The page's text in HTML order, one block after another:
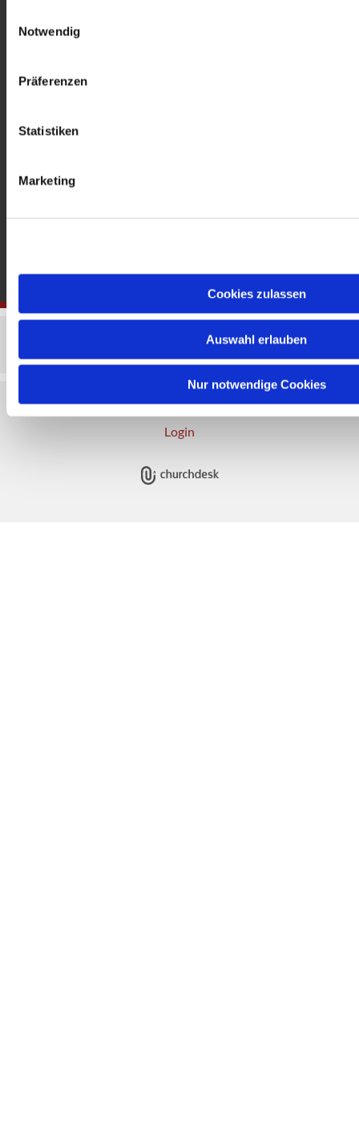
Notwendig
Präferenzen
Statistiken
Marketing
Cookies zulassen
Auswahl erlauben
Nur notwendige Cookies
Heckerdamm 230, 13627 Berlin |
Offene Kirche: Täglich 08-18 Uhr
Impressum Datenschutzerklärung
ChurchDesk-
Login